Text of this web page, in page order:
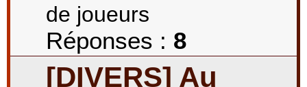
de joueurs
Réponses : 8
[DIVERS] Au